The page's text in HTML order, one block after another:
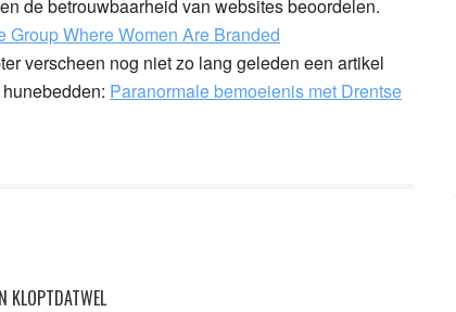
de betrouwbaarheid van websites beoordelen.
Group Where Women Are Branded
verscheen nog niet zo lang geleden een artikel
Paranormale bemoeienis met Drentse
KLOPTDATWEL